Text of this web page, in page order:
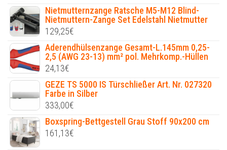
Nietmutternzange Ratsche M5-M12 Blind-
Nietmuttern-Zange Set Edelstahl Nietmutter
129,25€
Aderendhülsenzange Gesamt-L.145mm 0,25-
2,5 (AWG 23-13) mm² pol. Mehrkomp.-Hüllen
24,13€
GEZE TS 5000 IS Türschließer Art. Nr. 027320
Farbe in Silber
333,00€
Boxspring-Bettgestell Grau Stoff 90x200 cm
161,13€